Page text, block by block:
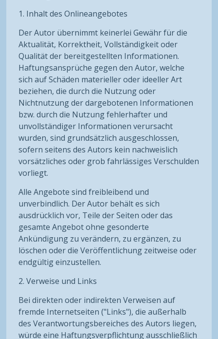
1. Inhalt des Onlineangebotes
Der Autor übernimmt keinerlei Gewähr für die
Aktualität, Korrektheit, Vollständigkeit oder
Qualität der bereitgestellten Informationen.
Haftungsansprüche gegen den Autor, welche
sich auf Schäden materieller oder ideeller Art
beziehen, die durch die Nutzung oder
Nichtnutzung der dargebotenen Informationen
bzw. durch die Nutzung fehlerhafter und
unvollständiger Informationen verursacht
wurden, sind grundsätzlich ausgeschlossen,
sofern seitens des Autors kein nachweislich
vorsätzliches oder grob fahrlässiges Verschulden
vorliegt.
Alle Angebote sind freibleibend und
unverbindlich. Der Autor behält es sich
ausdrücklich vor, Teile der Seiten oder das
gesamte Angebot ohne gesonderte
Ankündigung zu verändern, zu ergänzen, zu
löschen oder die Veröffentlichung zeitweise oder
endgültig einzustellen.
2. Verweise und Links
Bei direkten oder indirekten Verweisen auf
fremde Internetseiten ("Links"), die außerhalb
des Verantwortungsbereiches des Autors liegen,
würde eine Haftungsverpflichtung ausschließlich